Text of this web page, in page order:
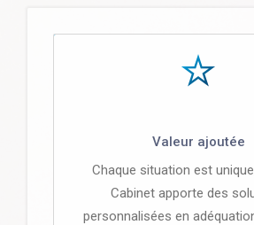
Valeur ajoutée
Chaque situation est
Cabinet apporte des
personnalisées en